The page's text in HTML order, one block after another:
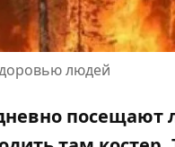
людей
посещают